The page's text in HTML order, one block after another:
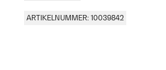
ARTIKELNUMMER: 10039842